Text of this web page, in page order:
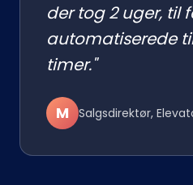
der tog 2 uger, til
automatiserede
timer."
M Salgsdirektør,